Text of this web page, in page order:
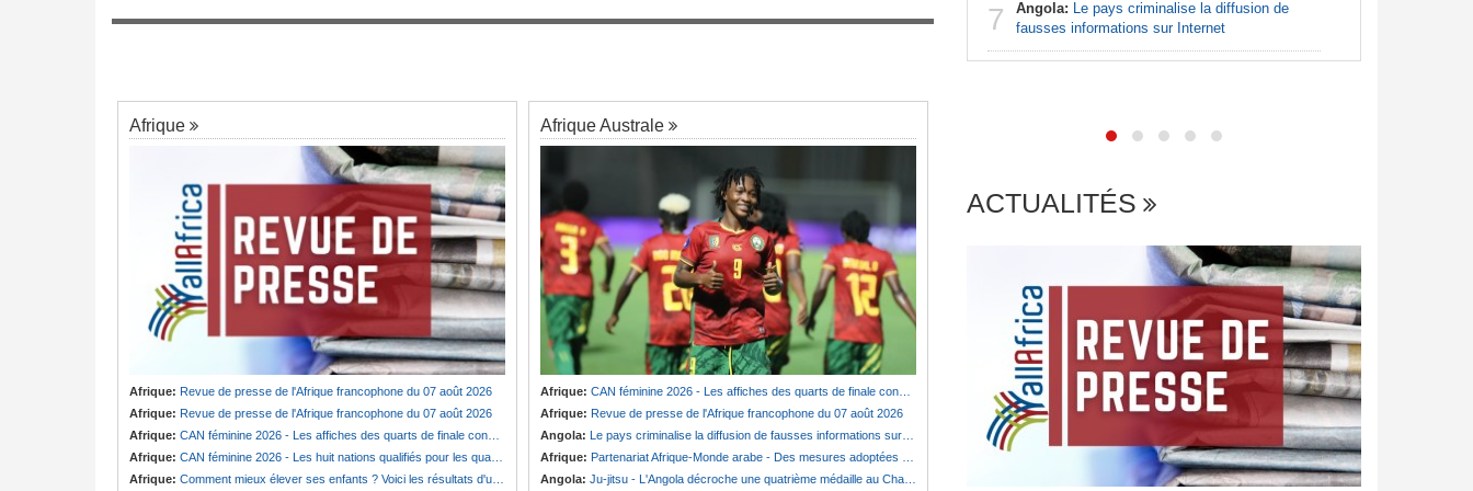
Afrique
Afrique: Revue de presse de l'Afrique francophone du 07 août 2026
Afrique: Revue de presse de l'Afrique francophone du 07 août 2026
Afrique: CAN féminine 2026 - Les affiches des quarts de finale connues
Afrique: CAN féminine 2026 - Les huit nations qualifiés pour les quarts de finale
Afrique: Comment mieux élever ses enfants ? Voici les résultats d'un projet testé dans huit pays africains
Afrique Australe
Afrique: CAN féminine 2026 - Les affiches des quarts de finale connues
Afrique: Revue de presse de l'Afrique francophone du 07 août 2026
Angola: Le pays criminalise la diffusion de fausses informations sur Internet
Afrique: Partenariat Afrique-Monde arabe - Des mesures adoptées pour relancer la coopération
Angola: Ju-jitsu - L'Angola décroche une quatrième médaille au Championnat du monde
7
militaire à Thomas Sankara
7
président
7 Angola: Le pays criminalise la diffusion de
fausses informations sur Internet
ACTUALITÉS